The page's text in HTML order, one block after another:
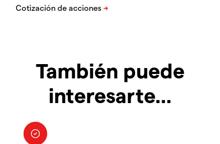
También puede
interesarte…